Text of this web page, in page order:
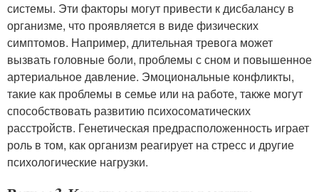
системы. Эти факторы могут привести к дисбалансу в
организме, что проявляется в виде физических
симптомов. Например, длительная тревога может
вызвать головные боли, проблемы с сном и повышенное
артериальное давление. Эмоциональные конфликты,
такие как проблемы в семье или на работе, также могут
способствовать развитию психосоматических
расстройств. Генетическая предрасположенность играет
роль в том, как организм реагирует на стресс и другие
психологические нагрузки.